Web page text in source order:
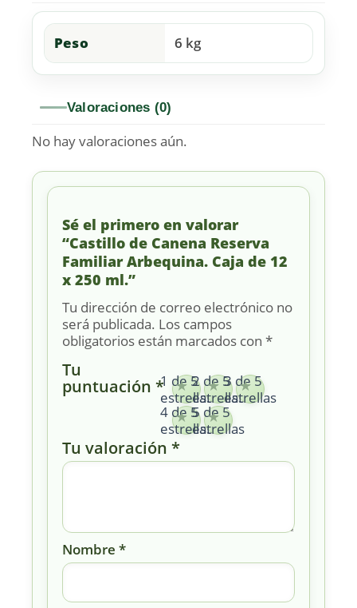
Peso 6 kg
Valoraciones (0)
No hay valoraciones aún.
Sé el primero en valorar
“Castillo de Canena Reserva
Familiar Arbequina. Caja de 12
x 250 ml.”
Tu dirección de correo electrónico no
será publicada. Los campos
obligatorios están marcados con *
Tu
puntuación *1 de 5
estrellas
2 de 5
estrellas
3 de 5
estrellas
4 de 5
estrellas
5 de 5
estrellas
Tu valoración *
Nombre *